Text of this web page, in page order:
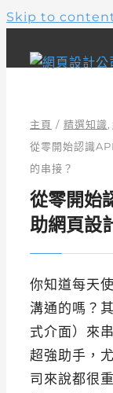
Skip to
主頁 精選知識
從零開始認識
的串接？
從零開始
助網頁設
你知道每天
溝通的嗎？
式介面）來
超強助手，
司來說都很